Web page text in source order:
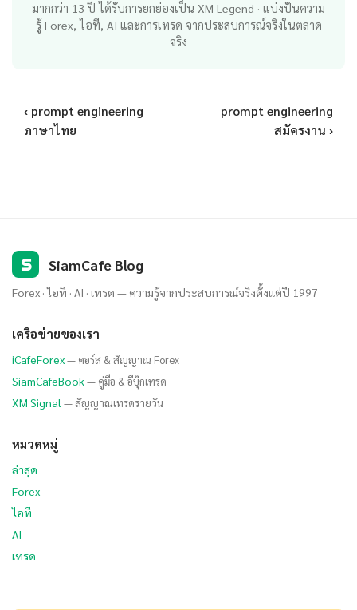
มากกว่า 13 ปี ได้รับการยกย่องเป็น XM Legend · แบ่งปันความ
รู้ Forex, ไอที, AI และการเทรด จากประสบการณ์จริงในตลาด
จริง
‹ prompt engineering
ภาษาไทย
prompt engineering
สมัครงาน ›
S SiamCafe Blog
Forex · ไอที · AI · เทรด — ความรู้จากประสบการณ์จริงตั้งแต่ปี 1997
เครือข่ายของเรา
iCafeForex— คอร์ส & สัญญาณ Forex
SiamCafeBook— คู่มือ & อีบุ๊กเทรด
XM Signal — สัญญาณเทรดรายวัน
หมวดหมู่
ล่าสุด
Forex
ไอที
AI
เทรด